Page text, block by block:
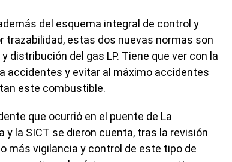
del esquema integral de control y
trazabilidad, estas dos nuevas normas son
distribución del gas LP. Tiene que ver con la
accidentes y evitar al máximo accidentes
este combustible.
que ocurrió en el puente de La
y la SICT se dieron cuenta, tras la revisión
más vigilancia y control de este tipo de